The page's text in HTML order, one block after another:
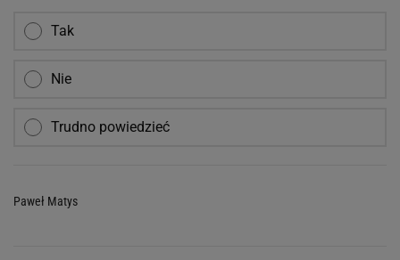
Tak
Nie
Trudno powiedzieć
Paweł Matys